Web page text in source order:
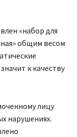
«набор для
общим весом
к качеству
лицу
нарушениях.